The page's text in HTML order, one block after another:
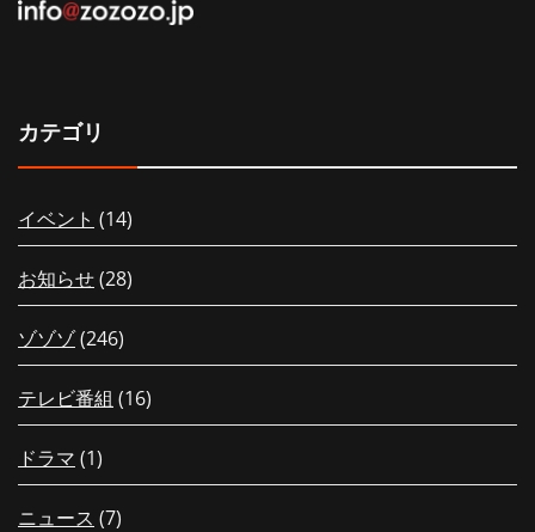
カテゴリ
イベント (14)
お知らせ(28)
ゾゾゾ(246)
テレビ番組 (16)
ドラマ (1)
ニュース (7)